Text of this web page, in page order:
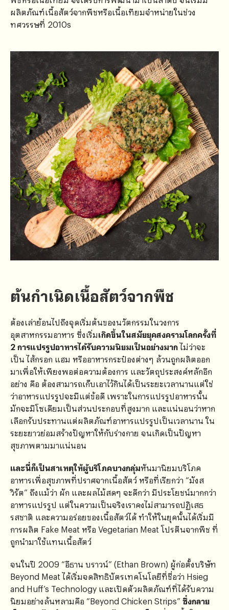
ผลิตภัณฑ์เนื้อสัตว์จากพืชหรือเนื้อเทียมจำหน่ายในช่วง
ทศวรรษที่ 2010s
ต้นกำเนิดเนื้อสัตว์จากพืช
ต้องเล่าย้อนไปถึงจุดเริ่มต้นของนวัตกรรมในวงการ
อุตสาหกรรมอาหาร ซึ่งเริ่มเกิดขึ้นในสมัยยุคสงครามโลกครั้งที่
2 การแปรรูปอาหารได้รับความนิยมเป็นอย่างมากไม่ว่าจะ
เป็น ไส้กรอก แฮม หรืออาหารกระป๋องต่างๆ ล้วนถูกผลิตออก
มาเพื่อให้เพียงพอต่อความต้องการ และวัตถุประสงค์หลักอีก
อย่าง คือ ต้องสามารถเก็บเอาไว้กินได้เป็นระยะเวลานานแต่ใช่
ว่าอาหารแปรรูปจะมีแต่ข้อดี เพราะในการแปรรูปอาหารนั้น
มักจะมีโซเดียมเป็นส่วนประกอบที่สูงมาก และแน่นอนว่าหาก
เลือกรับประทานแต่ผลิตภัณฑ์อาหารแปรรูปเป็นเวลานาน ใน
ระยะยาวย่อมสร้างปัญหาให้กับร่างกาย จนเกิดเป็นปัญหา
สุขภาพตามมาแน่นอน
และนี่ก็เป็นสาเหตุให้ผู้บริโภคบางกลุ่มหันมานิยมบริโภค
อาหารเพื่อสุขภาพที่ปราศจากเนื้อสัตว์ หรือที่เรียกว่า “มังส
วิรัต” ถึงแม้ว่า ผัก และผลไม้สดๆ จะดีกว่า มีประโยชน์มากกว่า
อาหารแปรรูป แต่ในความเป็นจริงเราคงไม่สามารถปฏิเสธ
รสชาติ และความอร่อยของเนื้อสัตว์ได้ ทำให้ในยุคนั้นได้เริ่มมี
การผลิต Fake Meat หรือ Vegetarian Meat โปรตีนจากพืช ที่
ถูกนำมาใช้แทนเนื้อสัตว์
จนในปี 2009 “อีธาน บราวน์” (Ethan Brown) ผู้ก่อตั้งบริษัท
Beyond Meat ได้เริ่มจดสิทธิบัตรเทคโนโลยีที่ชื่อว่า Hsieg
and Huff’s Technology และเปิดตัวผลิตภัณฑ์ที่ได้รับความ
นิยมอย่างล้นหลามคือ “Beyond Chicken Strips” ซึ่งกลาย